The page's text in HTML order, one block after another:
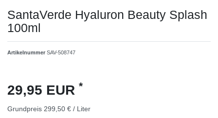
SantaVerde Hyaluron Beauty Splash
100ml
Artikelnummer SAV-508747
29,95 EUR *
Grundpreis 299,50 € / Liter